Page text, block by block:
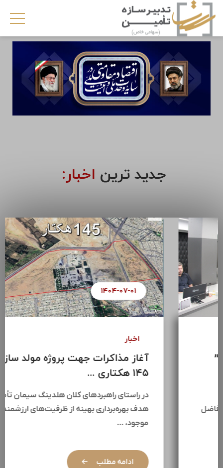
جدید ترین اخبار:
۱۴۰۴-۰۷-۰۸
سومین جلسه “اتاق فکر ساختمان”
هلدینگ سرمایه گذاری ...
سومین جلسه اتاق فکر ساختمان هلدینگ
سرمایه‌گذاری سیمان تأمین (سیتا) با حضور فاضل
عبیات،جمعی از مدیران …
ادامه مطلب